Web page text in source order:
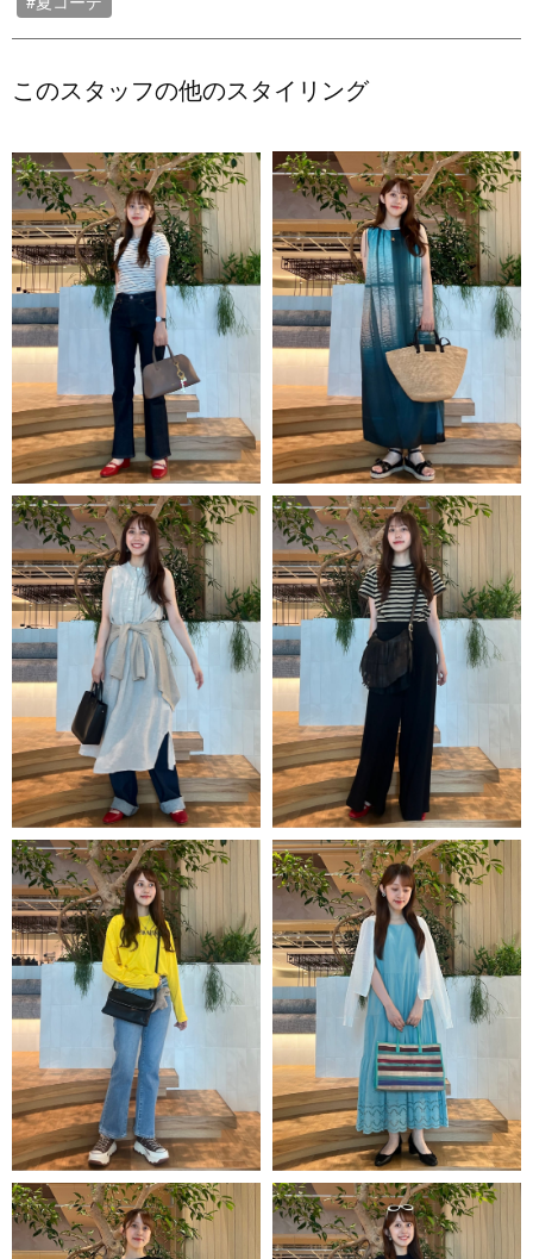
このスタッフの他のスタイリング